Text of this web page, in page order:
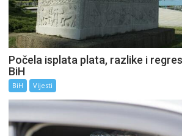
Počela isplata plata, razlike i
BiH
BiH Vijesti